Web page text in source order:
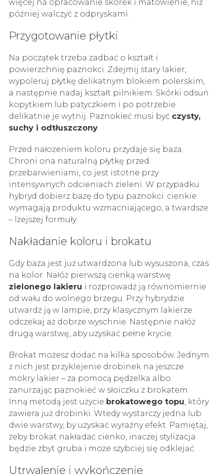
więcej na opracowanie skórek i matowienie, niż
później walczyć z odpryskami.
Przygotowanie płytki
Na początek trzeba zadbać o kształt i
powierzchnię paznokci. Zdejmij stary lakier,
wypoleruj płytkę delikatnym blokiem polerskim,
a następnie nadaj kształt pilnikiem. Skórki odsuń
kopytkiem lub patyczkiem i po potrzebie
delikatnie je wytnij. Paznokieć musi być czysty,
suchy i odtłuszczony.
Przed nałożeniem koloru przydaje się baza.
Chroni ona naturalną płytkę przed
przebarwieniami, co jest istotne przy
intensywnych odcieniach zieleni. W przypadku
hybryd dobierz bazę do typu paznokci: cienkie
wymagają produktu wzmacniającego, a twardsze
– lżejszej formuły.
Nakładanie koloru i brokatu
Gdy baza jest już utwardzona lub wysuszona, czas
na kolor. Nałóż pierwszą cienką warstwę
zielonego lakieru i rozprowadź ją równomiernie
od wału do wolnego brzegu. Przy hybrydzie
utwardź ją w lampie, przy klasycznym lakierze
odczekaj aż dobrze wyschnie. Następnie nałóż
drugą warstwę, aby uzyskać pełne krycie.
Brokat możesz dodać na kilka sposobów. Jednym
z nich jest przyklejenie drobinek na jeszcze
mokry lakier – za pomocą pędzelka albo
zanurzając paznokieć w słoiczku z brokatem.
Inną metodą jest użycie brokatowego topu, który
zawiera już drobinki. Wtedy wystarczy jedna lub
dwie warstwy, by uzyskać wyraźny efekt. Pamiętaj,
żeby brokat nakładać cienko, inaczej stylizacja
będzie zbyt gruba i może szybciej się odklejać.
Utrwalenie i wykończenie